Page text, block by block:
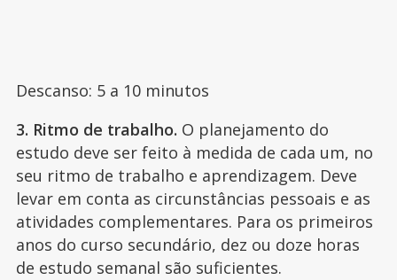
Descanso: 5 a 10 minutos
3. Ritmo de trabalho. O planejamento do
estudo deve ser feito à medida de cada um, no
seu ritmo de trabalho e aprendizagem. Deve
levar em conta as circunstâncias pessoais e as
atividades complementares. Para os primeiros
anos do curso secundário, dez ou doze horas
de estudo semanal são suficientes.